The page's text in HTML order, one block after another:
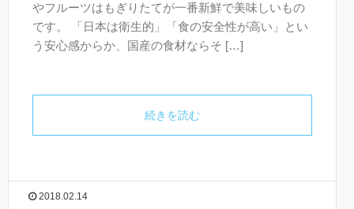
やフルーツはもぎりたてが一番新鮮で美味しいもの
です。 「日本は衛生的」「食の安全性が高い」とい
う安心感からか、国産の食材ならそ […]
続きを読む
2018.02.14